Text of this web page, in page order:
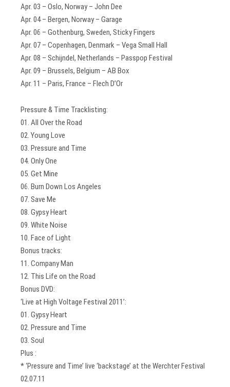
Apr. 03 – Oslo, Norway – John Dee
Apr. 04 – Bergen, Norway – Garage
Apr. 06 – Gothenburg, Sweden, Sticky Fingers
Apr. 07 – Copenhagen, Denmark – Vega Small Hall
Apr. 08 – Schijndel, Netherlands – Passpop Festival
Apr. 09 – Brussels, Belgium – AB Box
Apr. 11 – Paris, France – Flech D’Or
Pressure & Time Tracklisting:
01. All Over the Road
02. Young Love
03. Pressure and Time
04. Only One
05. Get Mine
06. Burn Down Los Angeles
07. Save Me
08. Gypsy Heart
09. White Noise
10. Face of Light
Bonus tracks:
11. Company Man
12. This Life on the Road
Bonus DVD:
‘Live at High Voltage Festival 2011’:
01. Gypsy Heart
02. Pressure and Time
03. Soul
Plus :
* ‘Pressure and Time’ live ‘backstage’ at the Werchter Festival
02.07.11